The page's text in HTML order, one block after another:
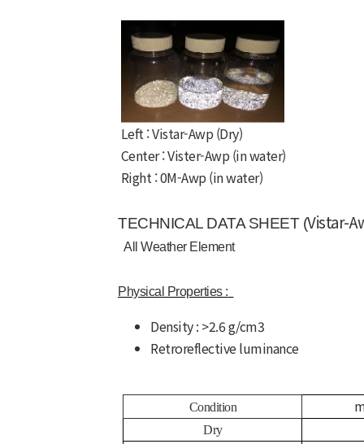
Left : Vistar-Awp (Dry)
Center : Vister-Awp (in water)
Right : 0M-Awp (in water)
TECHNICAL DATA SHEET (Vistar-
All Weather Element
Physical Properties :
Density : >2.6g/cm3
Retroreflective luminance
Condition
Dry